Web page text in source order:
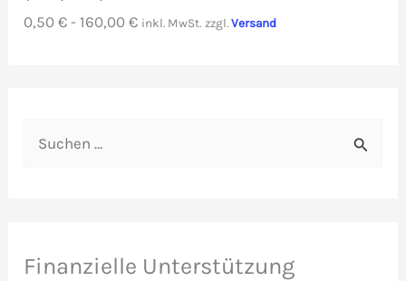
0,50€ - 160,00€ inkl. MwSt. zzgl.Versand
e
Finanzielle Unterstützung